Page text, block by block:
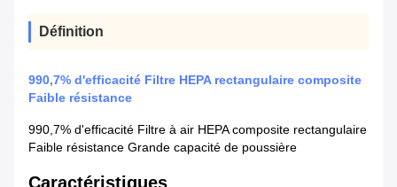
Définition
990,7% d'efficacité Filtre HEPA rectangulaire composite
Faible résistance
990,7% d'efficacité Filtre à air HEPA composite rectangulaire
Faible résistance Grande capacité de poussière
Caractéristiques